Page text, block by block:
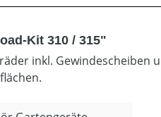
Kit 310 / 315"
inkl.